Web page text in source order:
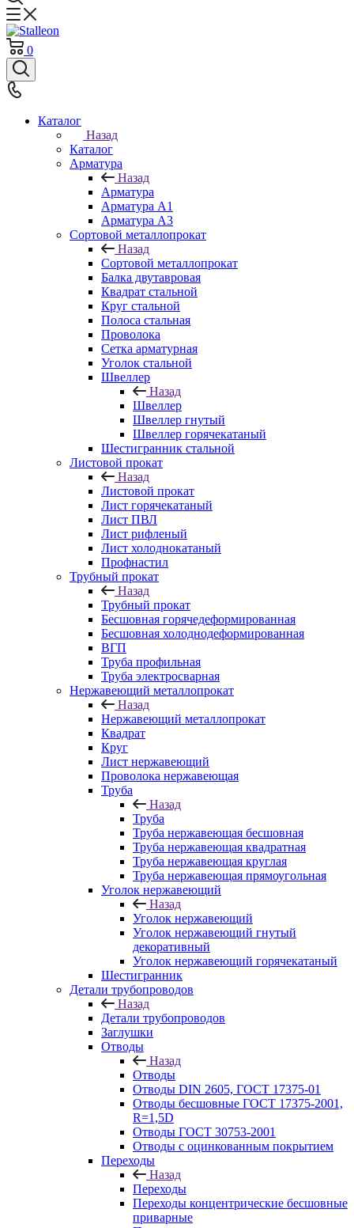
0
Каталог
Назад
Каталог
Арматура
Назад
Арматура
Арматура A1
Арматура А3
Сортовой металлопрокат
Назад
Сортовой металлопрокат
Балка двутавровая
Квадрат стальной
Круг стальной
Полоса стальная
Проволока
Сетка арматурная
Уголок стальной
Швеллер
Назад
Швеллер
Швеллер гнутый
Швеллер горячекатаный
Шестигранник стальной
Листовой прокат
Назад
Листовой прокат
Лист горячекатаный
Лист ПВЛ
Лист рифленый
Лист холоднокатаный
Профнастил
Трубный прокат
Назад
Трубный прокат
Бесшовная горячедеформированная
Бесшовная холоднодеформированная
ВГП
Труба профильная
Труба электросварная
Нержавеющий металлопрокат
Назад
Нержавеющий металлопрокат
Квадрат
Круг
Лист нержавеющий
Проволока нержавеющая
Труба
Назад
Труба
Труба нержавеющая бесшовная
Труба нержавеющая квадратная
Труба нержавеющая круглая
Труба нержавеющая прямоугольная
Уголок нержавеющий
Назад
Уголок нержавеющий
Уголок нержавеющий гнутый
декоративный
Уголок нержавеющий горячекатаный
Шестигранник
Детали трубопроводов
Назад
Детали трубопроводов
Заглушки
Отводы
Назад
Отводы
Отводы DIN 2605, ГОСТ 17375-01
Отводы бесшовные ГОСТ 17375-2001,
R=1,5D
Отводы ГОСТ 30753-2001
Отводы с оцинкованным покрытием
Переходы
Назад
Переходы
Переходы концентрические бесшовные
приварные